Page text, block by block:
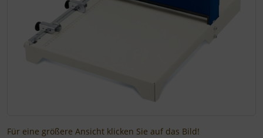
Für eine größere Ansicht klicken Sie auf das Bild!